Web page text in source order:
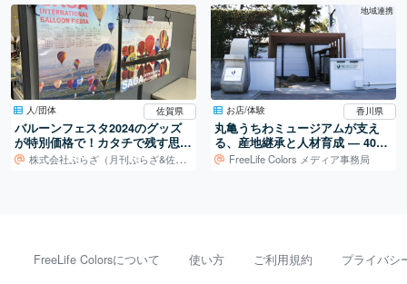
人/団体 佐賀県
バルーンフェスタ2024のグッズ
が特別価格で！カタチで残す思い
出を。
株式会社ぷらざ（月刊ぷらざ&佐賀りあん事務局）
地域連携
お店/体験 香川県
丸亀うちわミュージアムが支え
る、産地継承と人材育成 ― 400
年続く地場産業を、次の世代へ
FreeLife Colors メディア事務局
FreeLife Colorsについて 使い方 ご利用規約 プライバシ